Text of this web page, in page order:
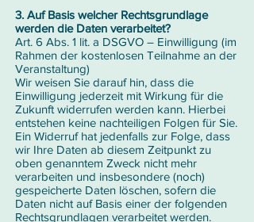
3. Auf Basis welcher Rechtsgrundlage
werden die Daten verarbeitet?
Art. 6 Abs. 1 lit. a DSGVO – Einwilligung (im
Rahmen der kostenlosen Teilnahme an der
Veranstaltung)
Wir weisen Sie darauf hin, dass die
Einwilligung jederzeit mit Wirkung für die
Zukunft widerrufen werden kann. Hierbei
entstehen keine nachteiligen Folgen für Sie.
Ein Widerruf hat jedenfalls zur Folge, dass
wir Ihre Daten ab diesem Zeitpunkt zu
oben genanntem Zweck nicht mehr
verarbeiten und insbesondere (noch)
gespeicherte Daten löschen, sofern die
Daten nicht auf Basis einer der folgenden
Rechtsgrundlagen verarbeitet werden.